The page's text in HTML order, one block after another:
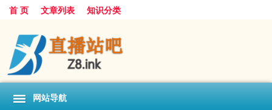
首 页 文章列表 知识分类
网站导航